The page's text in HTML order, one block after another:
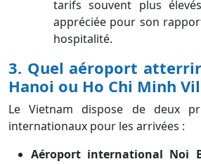
tarifs souvent plus
appréciée pour son
hospitalité.
3. Quel aéroport
Hanoi ou Ho Chi Minh
Le Vietnam dispose de deux
internationaux pour les arrivées :
Aéroport international Noi